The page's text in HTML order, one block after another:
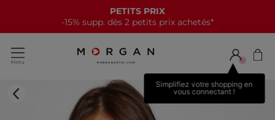
PETITS PRIX
-15% supp. dès 2 petits prix achetés*
Simplifiez votre shopping en
vous connectant !